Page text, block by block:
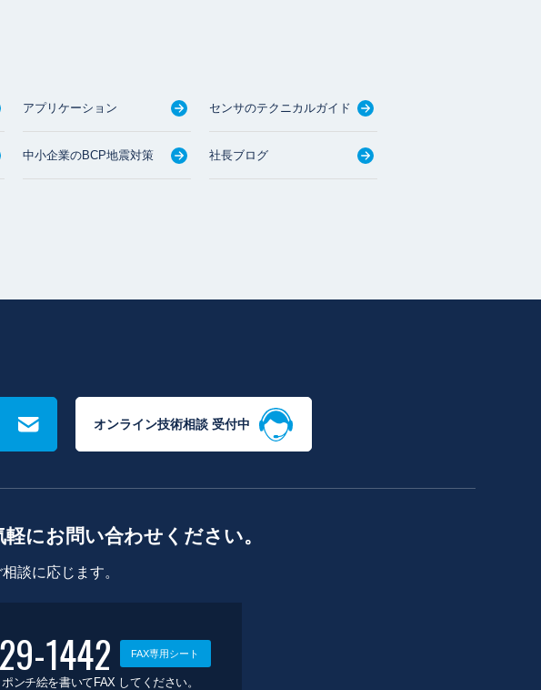
アプリケーション センサのテクニカルガイド
中小企業のBCP地震対策 社長ブログ
オンライン技術相談 受付中
にお問い合わせください。
談に応じます。
1442 FAX専用シート
ンチ絵を書いてFAX してください。